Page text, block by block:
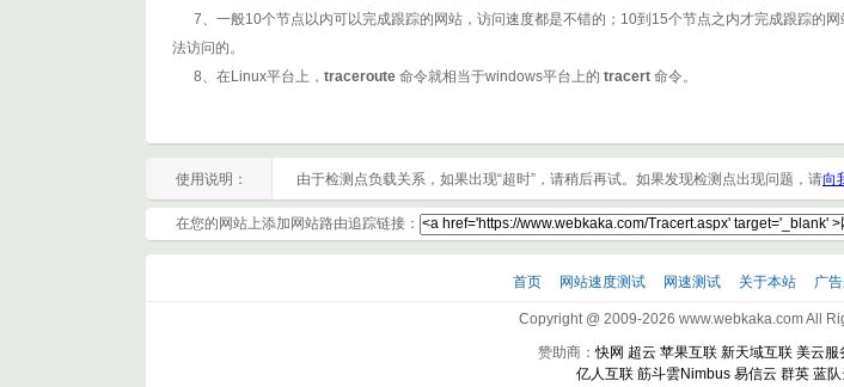
7、一般10个节点以内可以完成跟踪的网站，访问速度都是不错的；10到15个节点之内才完成跟踪的
法访问的。
8、在Linux平台上， traceroute 命令就相当于windows平台上的 tracert 命令。
使用说明： 由于检测点负载关系，如果出现“超时”，请稍后再试。如果发现检测点出现问题，请向
在您的网站上添加网站路由追踪链接：
首页 网站速度测试 网速测试 关于本站 广
Copyright @ 2009-2026 www.webkaka.com All
赞助商：快网 超云 苹果互联 新天域互联 美云服
亿人互联 筋斗雲Nimbus 易信云 群英 蓝队